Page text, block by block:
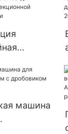
машина